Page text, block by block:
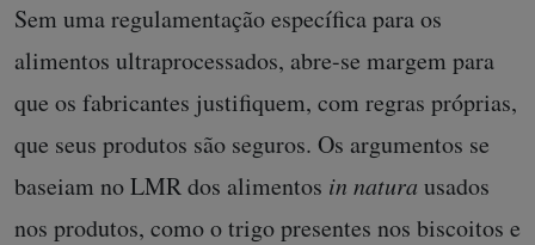
Sem uma regulamentação específica para os
alimentos ultraprocessados, abre-se margem para
que os fabricantes justifiquem, com regras próprias,
que seus produtos são seguros. Os argumentos se
baseiam no LMR dos alimentos in natura usados
nos produtos, como o trigo presentes nos biscoitos e